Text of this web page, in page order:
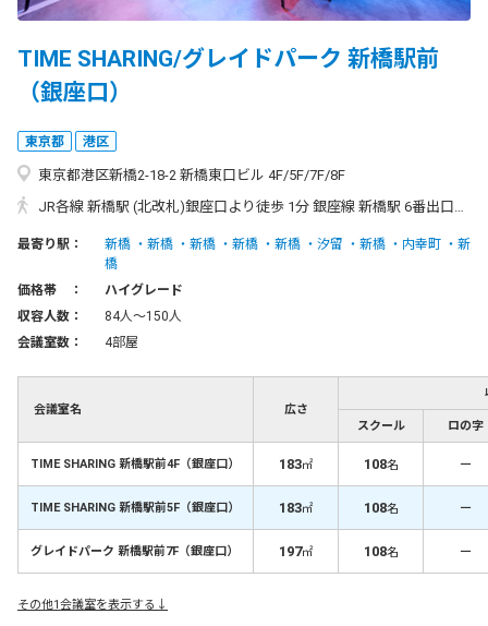
TIME SHARING/グレイドパーク 新橋駅前
（銀座口）
東京都 港区
東京都港区新橋2-18-2 新橋東口ビル 4F/5F/7F/8F
JR各線 新橋駅 (北改札)銀座口より徒歩 1分 銀座線 新橋駅 6番出口より徒歩 1分 浅草線 新橋駅 汐留口より徒歩 3分 ゆりかもめ線 新橋駅 汐留口より徒歩 3分 三田線 内幸町駅 A2出口より徒歩 6分 大江戸線 汐留駅 出口1～6 新橋駅方面より徒歩 10分 ◆JR線 新橋駅「(北改札)銀座口」からのアクセス◆ ◆銀座線 新橋駅「エレベーター口/6番出口」からのアクセス◆ ＜エレベーター口＞ 改札の目の前にあるエレベーターで地上へお上がりいただくと、すぐ右手にございます。 ＜(北改札)銀座口、6番出口＞ 銀座口を出て目の前の横断歩道を渡ると銀座線のエレベーター口がございます。 エレベーターの先にある真隣のビルが「グレイドパーク新橋」です。 ◆都営三田線 内幸町駅「A2出口」からのアクセス◆ A2出口を出て、新橋駅方面に直進します。 高架下の横断歩道を新橋駅銀座口側に渡り、すぐ左手の横断歩道も渡ります。 横断歩道を渡ると銀座線のエレベーター口がございます。 エレベーターの先にある真隣のビルが「グレイドパーク新橋」です。 ◆大江戸線 汐留駅「出口1～6 新橋駅方面」からのアクセス◆ ※改札を出て、新橋駅の案内どおりに「出口1～6 新橋駅方面」にお進みください。 JR新橋駅方面に進み、「汐留口」の階段をお上がりください。 右手のJR線の銀座口まで進みます。 銀座口の目の前にある横断歩道を渡ると、銀座線のエレベーター口がございます。 エレベーターの先にある真隣のビルが「グレイドパーク新橋」です。
最寄り駅： 新橋 新橋 新橋 新橋 新橋 汐留 新橋 内幸町
新
橋
価格帯 ：
ハイグレード
収容人数：
84人〜150人
会議室数：
4部屋
会議室名 広さ
スクール ロの字
TIME SHARING 新橋駅前4F（銀座口） 183㎡ 108名 －
TIME SHARING 新橋駅前5F（銀座口） 183㎡ 108名 －
グレイドパーク 新橋駅前7F（銀座口） 197㎡ 108名 －
その他1会議室を表示する↓